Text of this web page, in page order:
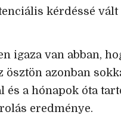
kérdéssé
igaza van abban,
ösztön azonban
és a hónapok óta
eredménye.